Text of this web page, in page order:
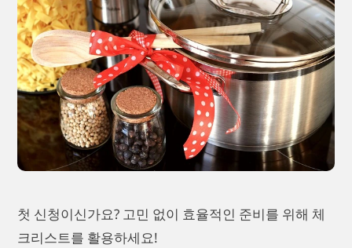
첫 신청이신가요? 고민 없이 효율적인 준비를 위해 체
크리스트를 활용하세요!